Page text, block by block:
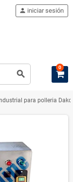
search
person iniciar sesión
0
para polleria